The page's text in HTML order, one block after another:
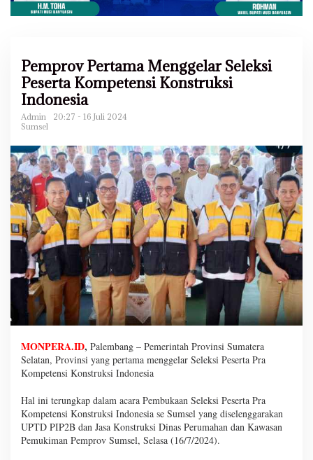
Pemprov Pertama Menggelar Seleksi
Peserta Kompetensi Konstruksi
Indonesia
Admin
20:27 - 16 Juli 2024
Sumsel
MONPERA.ID, Palembang – Pemerintah Provinsi Sumatera
Selatan, Provinsi yang pertama menggelar Seleksi Peserta Pra
Kompetensi Konstruksi Indonesia
Hal ini terungkap dalam acara Pembukaan Seleksi Peserta Pra
Kompetensi Konstruksi Indonesia se Sumsel yang diselenggarakan
UPTD PIP2B dan Jasa Konstruksi Dinas Perumahan dan Kawasan
Pemukiman Pemprov Sumsel, Selasa (16/7/2024).